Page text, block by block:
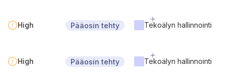
High Pääosin tehty Tekoälyn hallinnointi
High Pääosin tehty Tekoälyn hallinnointi